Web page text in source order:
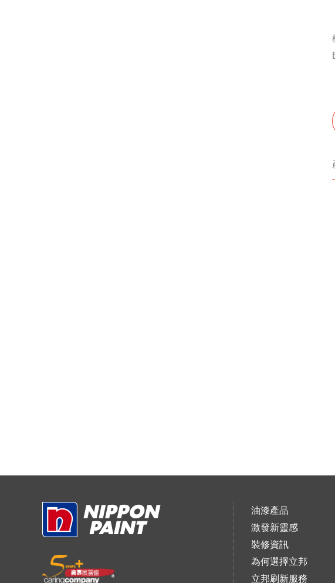
油漆產品
激發新靈感
裝修資訊
為何選擇立邦
立邦刷新服務